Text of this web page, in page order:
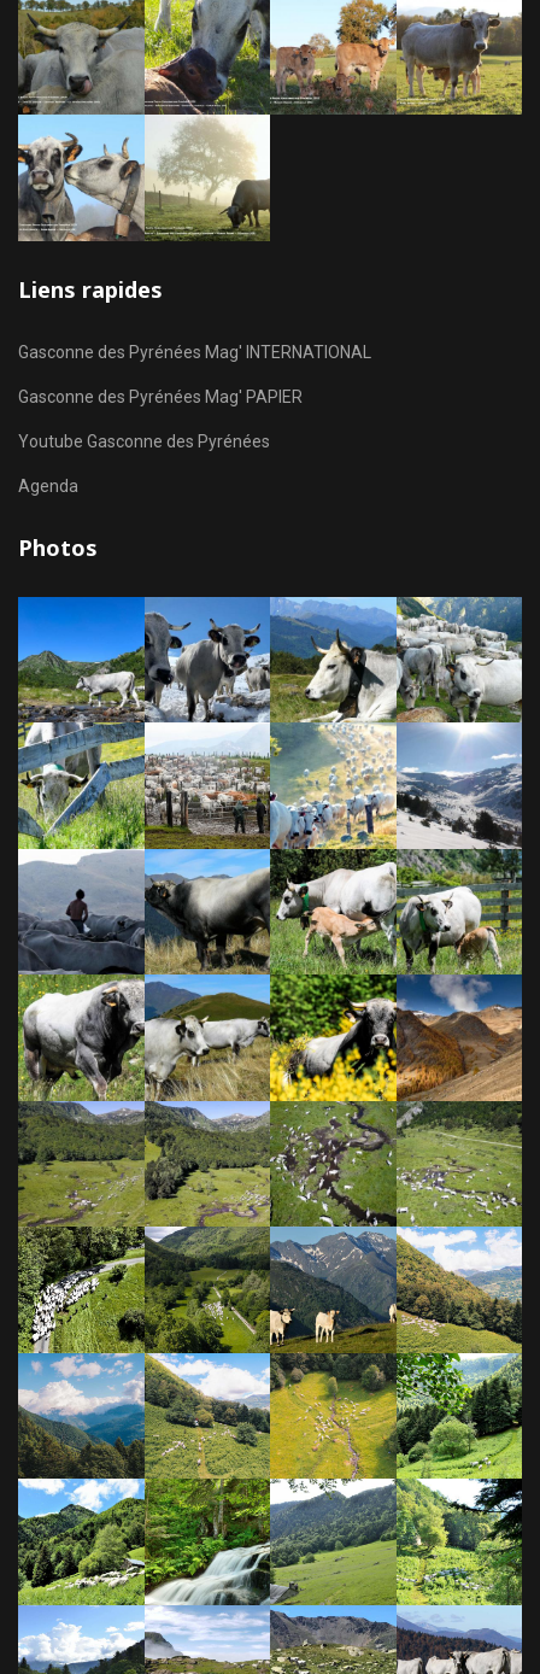
Liens rapides
Gasconne des Pyrénées Mag' INTERNATIONAL
Gasconne des Pyrénées Mag' PAPIER
Youtube Gasconne des Pyrénées
Agenda
Photos